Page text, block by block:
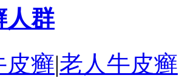
人群
皮癣|老人牛皮癣